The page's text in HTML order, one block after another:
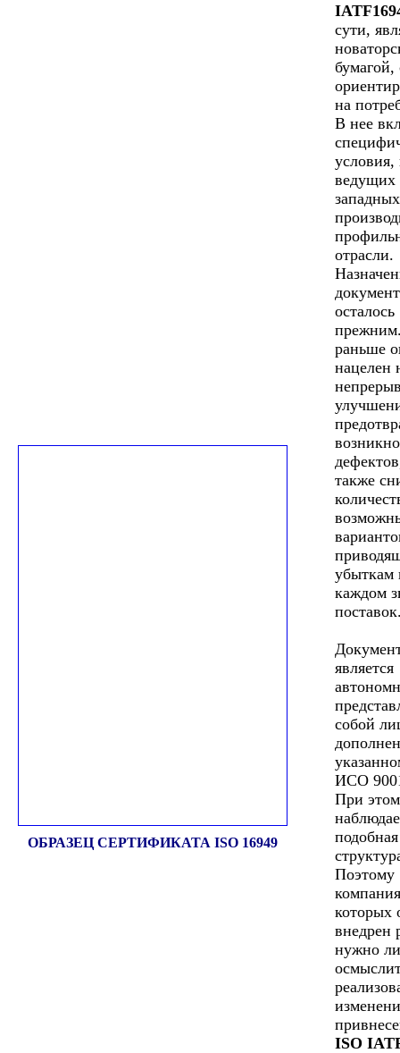
ОБРАЗЕЦ СЕРТИФИКАТА ISO 16949
сути,
бумагой,
на
В нее
условия,
ведущих
западных
отрасли.
осталось
раньше
нацелен
также
убыткам
каждом
является
собой
ИСО
При
Поэтому
которых
внедрен
нужно
ISO